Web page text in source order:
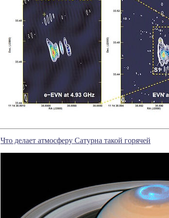
Что делает атмосферу Сатурна такой горячей